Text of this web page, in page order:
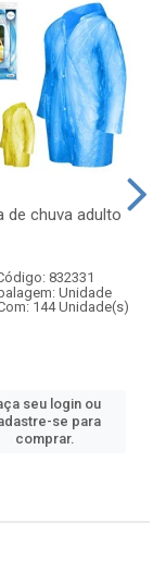
de chuva adulto
832331
Unidade
144 Unidade(s)
seu login ou
se para
comprar.